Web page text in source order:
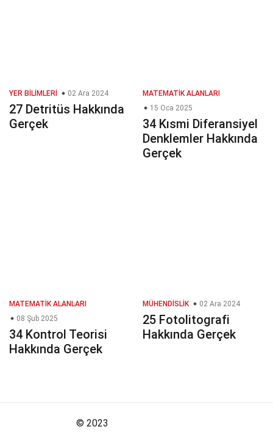
YER BILIMLERI 02 Ara 2024
27 Detritüs Hakkında
Gerçek
MATEMATIK ALANLARI
15 Oca 2025
34 Kısmi Diferansiyel
Denklemler Hakkında
Gerçek
MATEMATIK ALANLARI
08 Şub 2025
34 Kontrol Teorisi
Hakkında Gerçek
MÜHENDISLIK 02 Ara 2024
25 Fotolitografi
Hakkında Gerçek
© 2023